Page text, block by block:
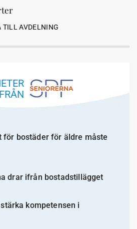
TILL AVDELNING
FRÅN
för bostäder för äldre måste
drar ifrån bostadstillägget
kompetensen i